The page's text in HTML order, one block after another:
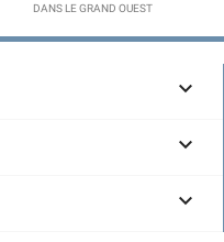
DANS LE GRAND OUEST


